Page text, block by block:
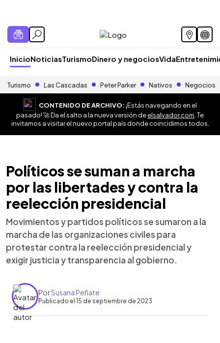
InicioNoticiasTurismoDinero y negociosVida
Turismo Las Cascadas Peter Parker Nativos Negocios
CONTENIDO DE ARCHIVO:¡Estás navegando en el
pasado! 🚀 Da el salto a la nueva versión deelsalvador.com . Te
invitamos a visitar el nuevo portal país donde coincidimos todos.
Políticos se suman a marcha
por las libertades y contra la
reelección presidencial
Movimientos y partidos políticos se sumaron a la
marcha de las organizaciones civiles para
protestar contra la reelección presidencial y
exigir justicia y transparencia al gobierno.
PorSusana Peñate
Publicado el 15 de septiembre de 2023